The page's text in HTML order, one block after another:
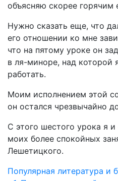
объясняю скорее горячим
Нужно сказать еще, что
его отношении ко мне
что на пятому уроке он
в ля-миноре, над которой
работать.
Моим исполнением этой
он остался чрезвычайно
С этого шестого урока я
моих более спокойных
Лешетицкого.
Популярная литература и